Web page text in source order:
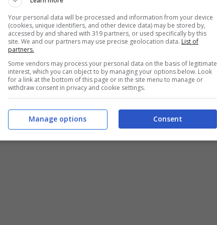
Your personal data will be processed and information from your device
(cookies, unique identifiers, and other device data) may be stored by,
accessed by and shared with 319 partners, or used specifically by this
site. We and our partners may use precise geolocation data. List of
partners.
Some vendors may process your personal data on the basis of legitimate
interest, which you can object to by managing your options below. Look
for a link at the bottom of this page or in the site menu to manage or
withdraw consent in privacy and cookie settings.
Consent
Manage options